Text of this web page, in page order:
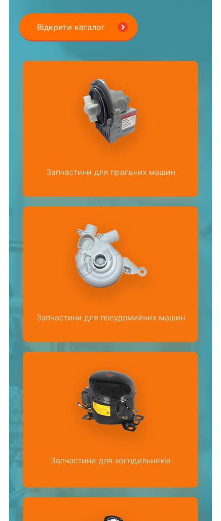
Відкрити каталог
Запчастини для пральних машин
Запчастини для посудомийних машин
Запчастини для холодильників